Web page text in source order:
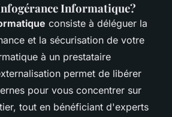
Informatique?
consiste à déléguer la
et la sécurisation de votre
à un prestataire
permet de libérer
pour vous concentrer sur
tout en bénéficiant d'experts